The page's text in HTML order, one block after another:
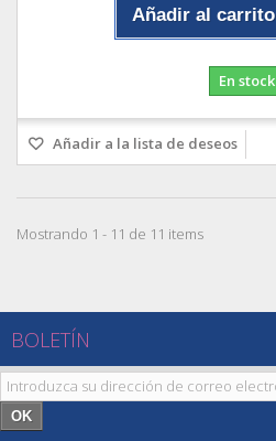
Añadir al carrito
En stock
Añadir a la lista de deseos
Mostrando 1 - 11 de 11 items
BOLETÍN
OK